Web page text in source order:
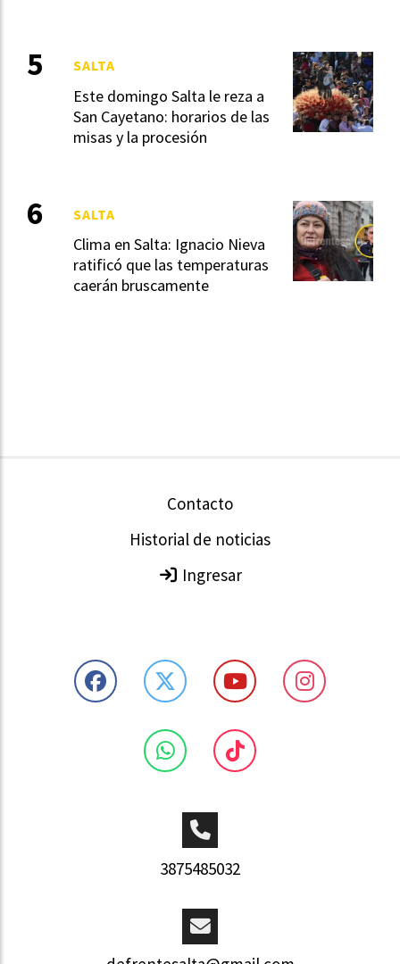
Este domingo Salta le reza a
San Cayetano: horarios de las
misas y la procesión
SALTA
Clima en Salta: Ignacio Nieva
ratificó que las temperaturas
caerán bruscamente
SALTA
Contacto
Historial de noticias
Ingresar
3875485032